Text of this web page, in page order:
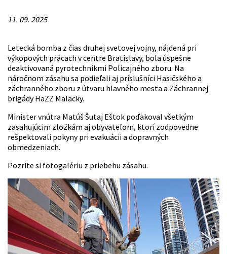
11. 09. 2025
Letecká bomba z čias druhej svetovej vojny, nájdená pri
výkopových prácach v centre Bratislavy, bola úspešne
deaktivovaná pyrotechnikmi Policajného zboru. Na
náročnom zásahu sa podieľali aj príslušníci Hasičského a
záchranného zboru z útvaru hlavného mesta a Záchrannej
brigády HaZZ Malacky.
Minister vnútra Matúš Šutaj Eštok poďakoval všetkým
zasahujúcim zložkám aj obyvateľom, ktorí zodpovedne
rešpektovali pokyny pri evakuácii a dopravných
obmedzeniach.
Pozrite si fotogalériu z priebehu zásahu.